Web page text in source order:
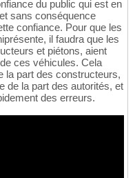
du public qui est en
sans conséquence
confiance. Pour que les
il faudra que les
et piétons, aient
ces véhicules. Cela
la part des constructeurs,
de la part des autorités, et
des erreurs.